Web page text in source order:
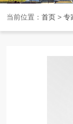
当前位置：首页 >专